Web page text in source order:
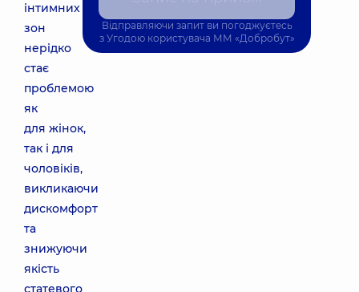
інтимних
зон
нерідко
стає
проблемою
як
для жінок,
так і для
чоловіків,
викликаючи
дискомфорт
та
знижуючи
якість
статевого
Відправляючи запит ви погоджуєтесь
з Угодою користувача ММ «Добробут»